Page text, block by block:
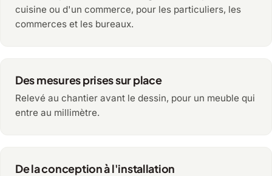
cuisine ou d'un commerce, pour les particuliers, les
commerces et les bureaux.
Des mesures prises sur place
Relevé au chantier avant le dessin, pour un meuble qui
entre au millimètre.
De la conception à l'installation